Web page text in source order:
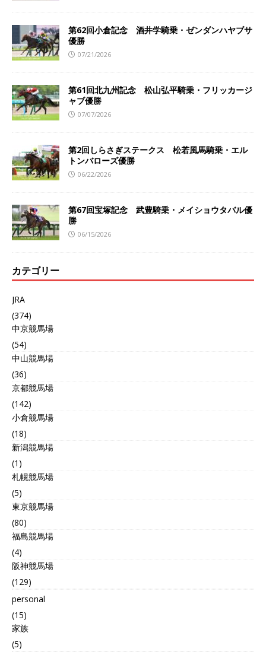
第62回小倉記念 酒井学騎乗・ゼンダンハヤブサ
優勝
07/21/2026
第61回北九州記念 松山弘平騎乗・フリッカージ
ャブ優勝
07/07/2026
第2回しらさぎステークス 松若風馬騎乗・エル
トンバローズ優勝
06/22/2026
第67回宝塚記念 武豊騎乗・メイショウタバル優
勝
06/15/2026
カテゴリー
JRA
(374)
中京競馬場
(54)
中山競馬場
(36)
京都競馬場
(142)
小倉競馬場
(18)
新潟競馬場
(1)
札幌競馬場
(5)
東京競馬場
(80)
福島競馬場
(4)
阪神競馬場
(129)
personal
(15)
家族
(5)